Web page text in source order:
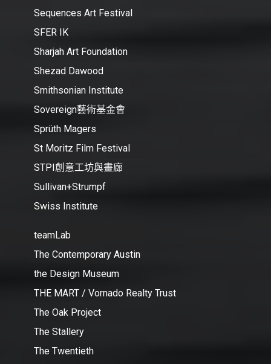
Sequences Art Festival
SFER IK
Sharjah Art Foundation
Shezad Dawood
Smithsonian Institute
Sovereign藝術基金會
Sprüth Magers
St Moritz Film Festival
STPI創意工坊與畫廊
Sullivan+Strumpf
Swiss Institute
teamLab
The Contemporary Austin
the Design Museum
THE MART / Vornado Realty Trust
The Oak Project
The Stallery
The Twentieth